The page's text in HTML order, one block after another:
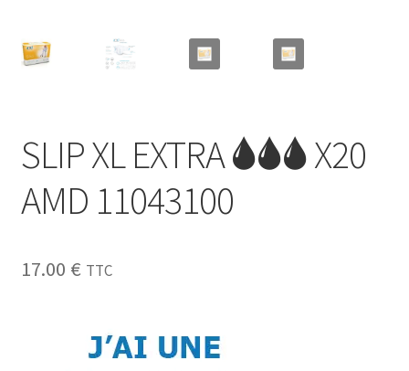
SLIP XL EXTRA 🌢🌢🌢 X20
AMD 11043100
17.00 € TTC